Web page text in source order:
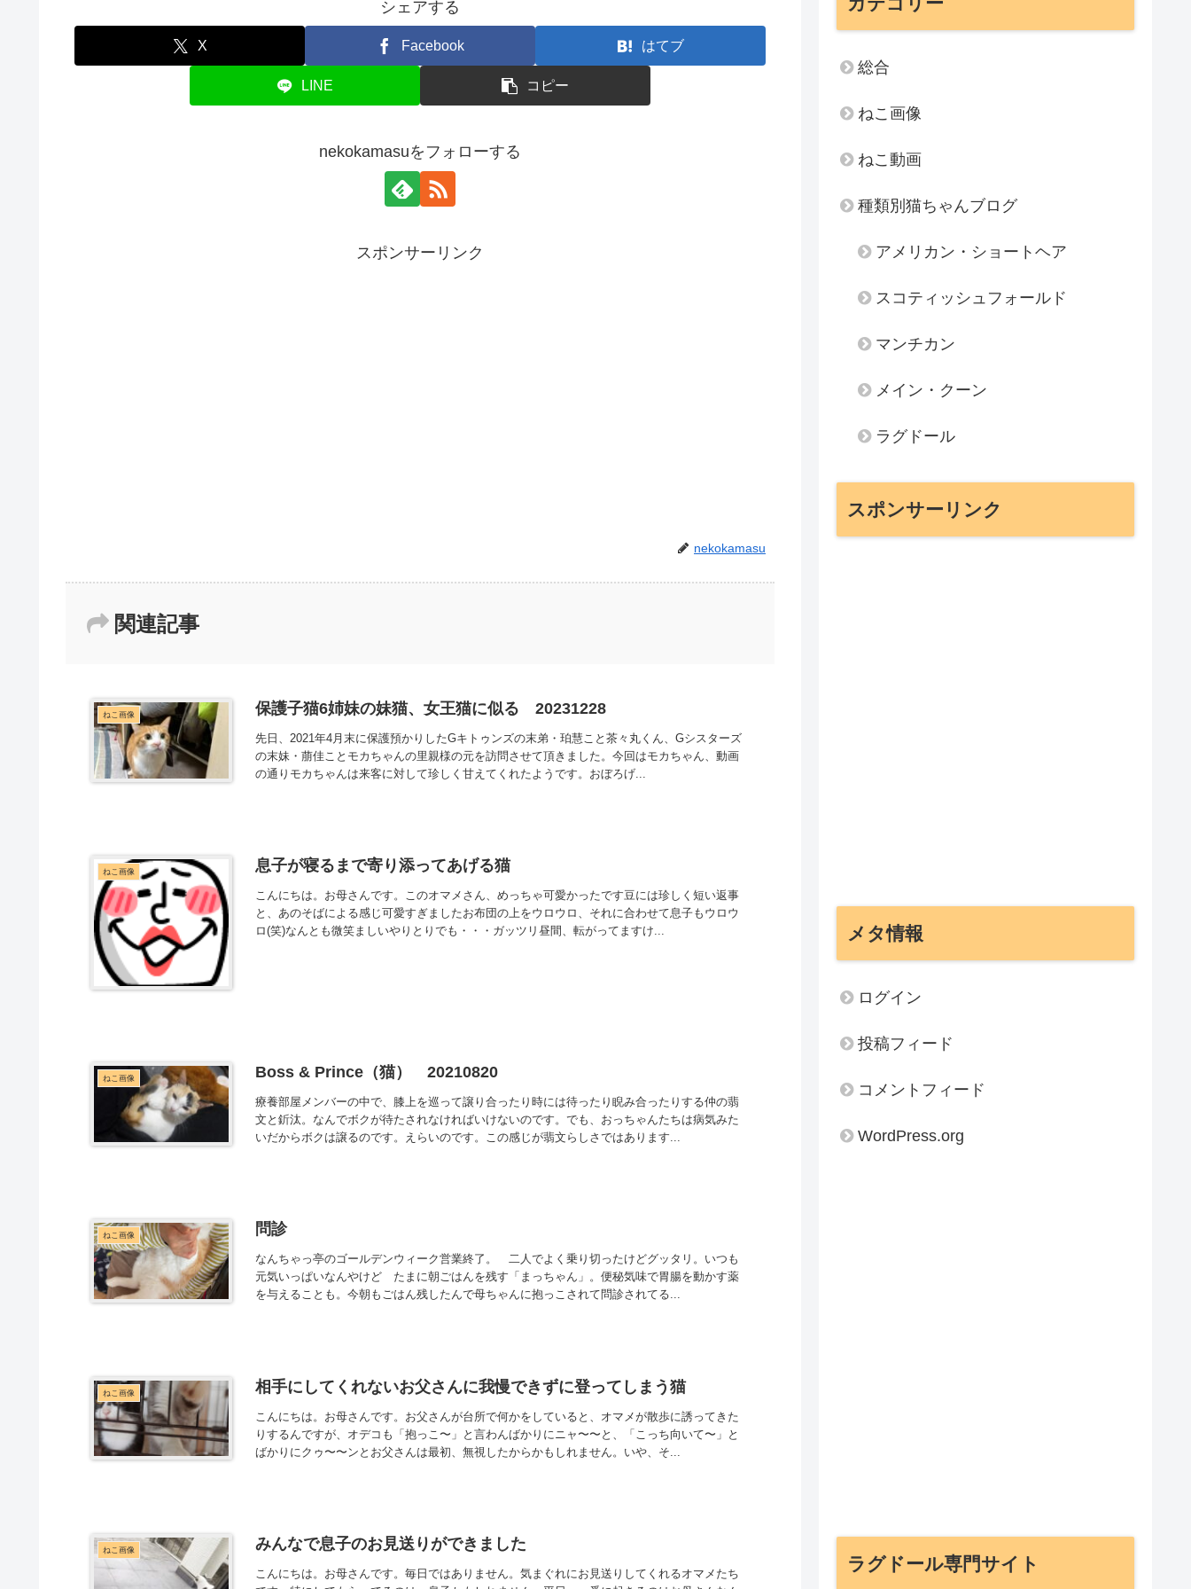
シェアする
X Facebook はてブ
LINE コピー
nekokamasuをフォローする
スポンサーリンク
nekokamasu
関連記事
ねこ画像 保護子猫6姉妹の妹猫、女王猫に似る 20231228
先日、2021年4月末に保護預かりしたGキトゥンズの末弟・珀慧こと茶々丸くん、Gシスターズ
の末妹・萠佳ことモカちゃんの里親様の元を訪問させて頂きました。今回はモカちゃん、動画
の通りモカちゃんは来客に対して珍しく甘えてくれたようです。おぼろげ...
ねこ画像 息子が寝るまで寄り添ってあげる猫
こんにちは。お母さんです。このオマメさん、めっちゃ可愛かったです豆には珍しく短い返事
と、あのそばによる感じ可愛すぎましたお布団の上をウロウロ、それに合わせて息子もウロウ
ロ(笑)なんとも微笑ましいやりとりでも・・・ガッツリ昼間、転がってますけ...
ねこ画像 Boss & Prince（猫） 20210820
療養部屋メンバーの中で、膝上を巡って譲り合ったり時には待ったり睨み合ったりする仲の翡
文と釿汰。なんでボクが待たされなければいけないのです。でも、おっちゃんたちは病気みた
いだからボクは譲るのです。えらいのです。この感じが翡文らしさではあります...
ねこ画像 問診
なんちゃっ亭のゴールデンウィーク営業終了。 二人でよく乗り切ったけどグッタリ。いつも
元気いっぱいなんやけど たまに朝ごはんを残す「まっちゃん」。便秘気味で胃腸を動かす薬
を与えることも。今朝もごはん残したんで母ちゃんに抱っこされて問診されてる...
ねこ画像 相手にしてくれないお父さんに我慢できずに登ってしまう猫
こんにちは。お母さんです。お父さんが台所で何かをしていると、オマメが散歩に誘ってきた
りするんですが、オデコも「抱っこ〜」と言わんばかりにニャ〜〜と、「こっち向いて〜」と
ばかりにクゥ〜〜ンとお父さんは最初、無視したからかもしれません。いや、そ...
ねこ画像 みんなで息子のお見送りができました
こんにちは。お母さんです。毎日ではありません。気まぐれにお見送りしてくれるオマメたち
総合
ねこ画像
ねこ動画
種類別猫ちゃんブログ
アメリカン・ショートヘア
スコティッシュフォールド
マンチカン
メイン・クーン
ラグドール
スポンサーリンク
メタ情報
ログイン
投稿フィード
コメントフィード
WordPress.org
ラグドール専門サイト